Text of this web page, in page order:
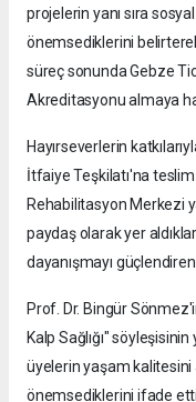
projelerin yanı sıra
önemsediklerini
süreç sonunda Gebze
Akreditasyonu almaya
Hayırseverlerin
İtfaiye Teşkilatı'na teslim
Rehabilitasyon Merkezi
paydaş olarak yer
dayanışmayı
Prof. Dr. Bingür
Kalp Sağlığı"
üyelerin yaşam kalitesini
önemsediklerini ifade etti.